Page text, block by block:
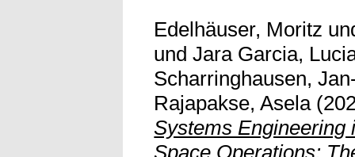
Edelhäuser, Moritz
undJara Garcia,
Scharringhausen,
Rajapakse, Asela
Systems Engineering
Space Operations: